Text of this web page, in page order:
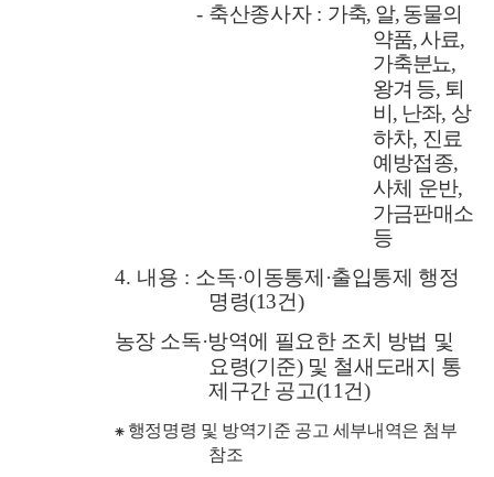
- 축산종사자 : 가축, 알,동물의
약품, 사료
가축분뇨,
왕겨 등, 퇴
비 , 난좌, 상
하차, 진료
예방접종,
사체 운반,
가금판매소
등
4. 내용 : 소독·이동통제·출입통제 행정
명령(13건)
농장 소독·방역에 필요한 조치 방법 및
요령(기준) 및 철새도래지 통
제구간 공고(11 건)
⁕ 행정명령 및 방역기준 공고 세부내역은 첨부
참조